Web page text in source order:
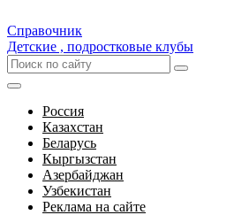
Справочник
Детские , подростковые клубы
Россия
Казахстан
Беларусь
Кыргызстан
Азербайджан
Узбекистан
Реклама на сайте